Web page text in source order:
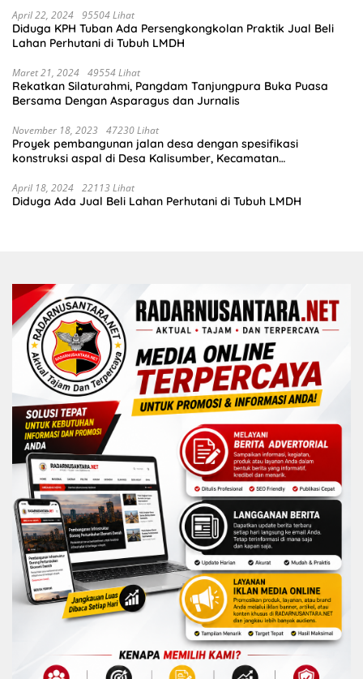
April 22, 2024 95504 Lihat
Diduga KPH Tuban Ada Persengkongkolan Praktik Jual Beli
Lahan Perhutani di Tubuh LMDH
Maret 21, 2024 49554 Lihat
Rekatkan Silaturahmi, Pangdam Tanjungpura Buka Puasa
Bersama Dengan Asparagus dan Jurnalis
November 18, 2023 47230 Lihat
Proyek pembangunan jalan desa dengan spesifikasi
konstruksi aspal di Desa Kalisumber, Kecamatan
sudah selesai di tahun 2023
April 18, 2024 22113 Lihat
Diduga Ada Jual Beli Lahan Perhutani di Tubuh LMDH